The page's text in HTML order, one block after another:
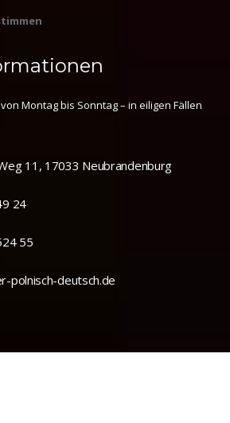
Montag bis Sonntag – in eiligen Fällen
11, 17033 Neubrandenburg
24
55
polnisch-deutsch.de